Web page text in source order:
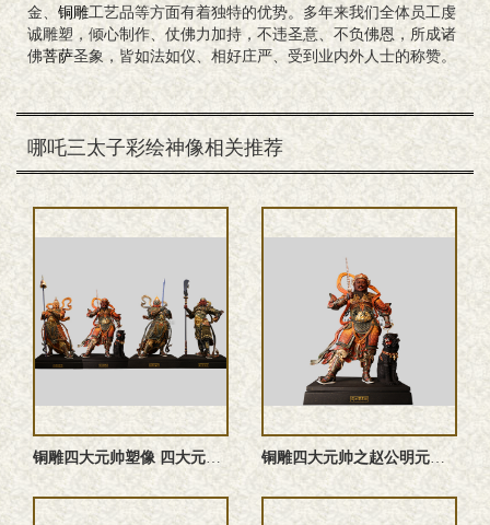
金、 铜雕工艺品等方面有着独特的优势。多年来我们全体员工虔
诚雕塑，倾心制作、仗佛力加持，不违圣意、不负佛恩，所成诸
佛菩萨圣象，皆如法如仪、相好庄严、受到业内外人士的称赞。
哪吒三太子彩绘神像相关推荐